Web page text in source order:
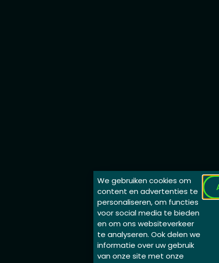
We gebruiken cookies om
content en advertenties te
personaliseren, om functies
voor social media te bieden
en om ons websiteverkeer
te analyseren. Ook delen we
informatie over uw gebruik
van onze site met onze